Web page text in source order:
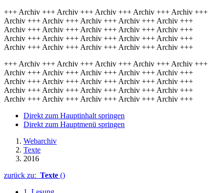
+++ Archiv +++ Archiv +++ Archiv +++ Archiv +++ Archiv +++
Archiv +++ Archiv +++ Archiv +++ Archiv +++ Archiv +++
Archiv +++ Archiv +++ Archiv +++ Archiv +++ Archiv +++
Archiv +++ Archiv +++ Archiv +++ Archiv +++ Archiv +++
Archiv +++ Archiv +++ Archiv +++ Archiv +++ Archiv +++
+++ Archiv +++ Archiv +++ Archiv +++ Archiv +++ Archiv +++
Archiv +++ Archiv +++ Archiv +++ Archiv +++ Archiv +++
Archiv +++ Archiv +++ Archiv +++ Archiv +++ Archiv +++
Archiv +++ Archiv +++ Archiv +++ Archiv +++ Archiv +++
Archiv +++ Archiv +++ Archiv +++ Archiv +++ Archiv +++
Direkt zum Hauptinhalt springen
Direkt zum Hauptmenü springen
Webarchiv
Texte
2016
zurück zu: Texte ()